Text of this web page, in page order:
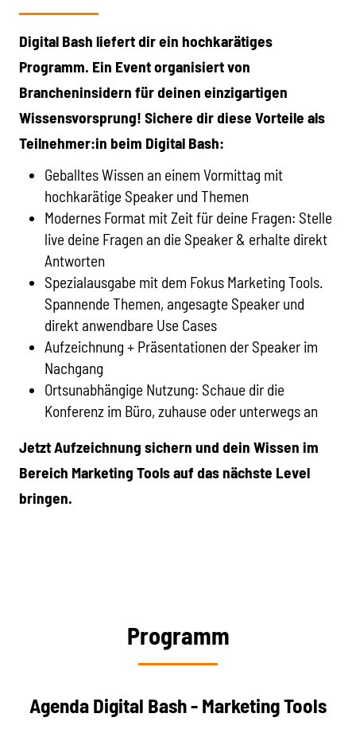
Digital Bash liefert dir ein hochkarätiges
Programm. Ein Event organisiert von
Brancheninsidern für deinen einzigartigen
Wissensvorsprung! Sichere dir diese Vorteile als
Teilnehmer:in beim Digital Bash:
Geballtes Wissen an einem Vormittag mit
hochkarätige Speaker und Themen
Modernes Format mit Zeit für deine Fragen: Stelle
live deine Fragen an die Speaker & erhalte direkt
Antworten
Spezialausgabe mit dem Fokus Marketing Tools.
Spannende Themen, angesagte Speaker und
direkt anwendbare Use Cases
Aufzeichnung + Präsentationen der Speaker im
Nachgang
Ortsunabhängige Nutzung: Schaue dir die
Konferenz im Büro, zuhause oder unterwegs an
Jetzt Aufzeichnung sichern und dein Wissen im
Bereich Marketing Tools auf das nächste Level
bringen.
Programm
Agenda Digital Bash - Marketing Tools